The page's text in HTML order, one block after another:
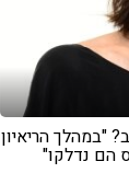
"במהלך הריאיון
הם נדלקו"